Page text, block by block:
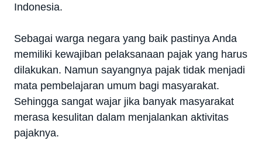
Indonesia.
Sebagai warga negara yang baik pastinya Anda
memiliki kewajiban pelaksanaan pajak yang harus
dilakukan. Namun sayangnya pajak tidak menjadi
mata pembelajaran umum bagi masyarakat.
Sehingga sangat wajar jika banyak masyarakat
merasa kesulitan dalam menjalankan aktivitas
pajaknya.